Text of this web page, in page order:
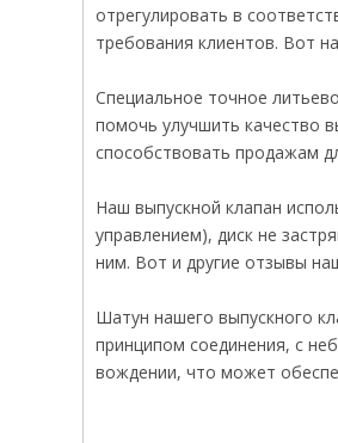
отрегулировать в
требования клиентов. Вот
Специальное точное
помочь улучшить качество
способствовать продажам
Наш выпускной клапан
управлением), диск не
ним. Вот и другие отзывы
Шатун нашего выпускного
принципом соединения, с
вождении, что может